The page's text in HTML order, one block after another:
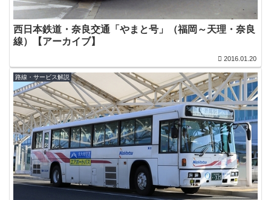
西日本鉄道・奈良交通「やまと号」（福岡～天理・奈良
線）【アーカイブ】
2016.01.20
路線・サービス解説